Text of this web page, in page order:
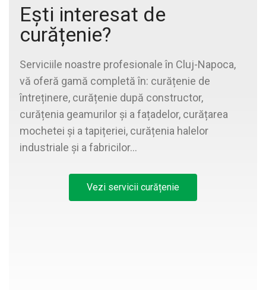
Ești interesat de
curățenie?
Serviciile noastre profesionale în Cluj-Napoca,
vă oferă gamă completă în: curățenie de
întreținere, curățenie după constructor,
curățenia geamurilor și a fațadelor, curățarea
mochetei și a tapițeriei, curățenia halelor
industriale și a fabricilor…
Vezi servicii curățenie